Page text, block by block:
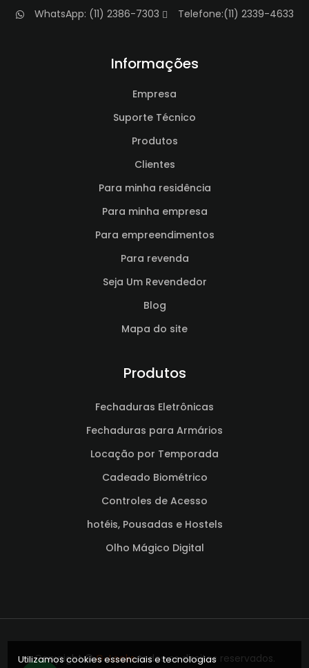
WhatsApp: (11) 2386-7303
Telefone:(11) 2339-4633
Informações
Empresa
Suporte Técnico
Produtos
Clientes
Para minha residência
Para minha empresa
Para empreendimentos
Para revenda
Seja Um Revendedor
Blog
Mapa do site
Produtos
Fechaduras Eletrônicas
Fechaduras para Armários
Locação por Temporada
Cadeado Biométrico
Controles de Acesso
hotéis, Pousadas e Hostels
Olho Mágico Digital
Copyright ©G-Lockstodos os direitos reservados.
Utilizamos cookies essenciais e tecnologias